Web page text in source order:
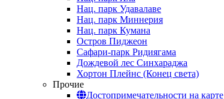
Нац. парк Удавалаве
Нац. парк Миннерия
Нац. парк Кумана
Остров Пиджеон
Сафари-парк Ридиягама
Дождевой лес Синхараджа
Хортон Плейнс (Конец света)
Прочие
Достопримечательности на карте